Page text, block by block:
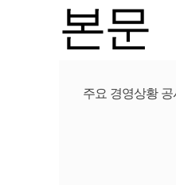
본문
주요 경영상황